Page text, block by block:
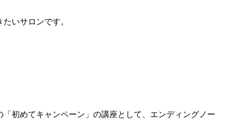
いサロンです。
初めてキャンペーン」の講座として、エンディングノー